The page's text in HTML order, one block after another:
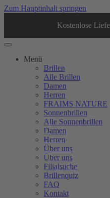
Zum Hauptinhalt springen
Kostenlose
Menü
Brillen
Alle Brillen
Damen
Herren
FRAIMS NATURE
Sonnenbrillen
Alle Sonnenbrillen
Damen
Herren
Über uns
Über uns
Filialsuche
Brillenquiz
FAQ
Kontakt